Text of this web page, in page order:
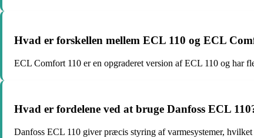
Hvad er forskellen mellem ECL 110 og ECL
ECL Comfort 110 er en opgraderet version af ECL 110 og har
Hvad er fordelene ved at bruge Danfoss ECL
Danfoss ECL 110 giver præcis styring af varmesystemer,